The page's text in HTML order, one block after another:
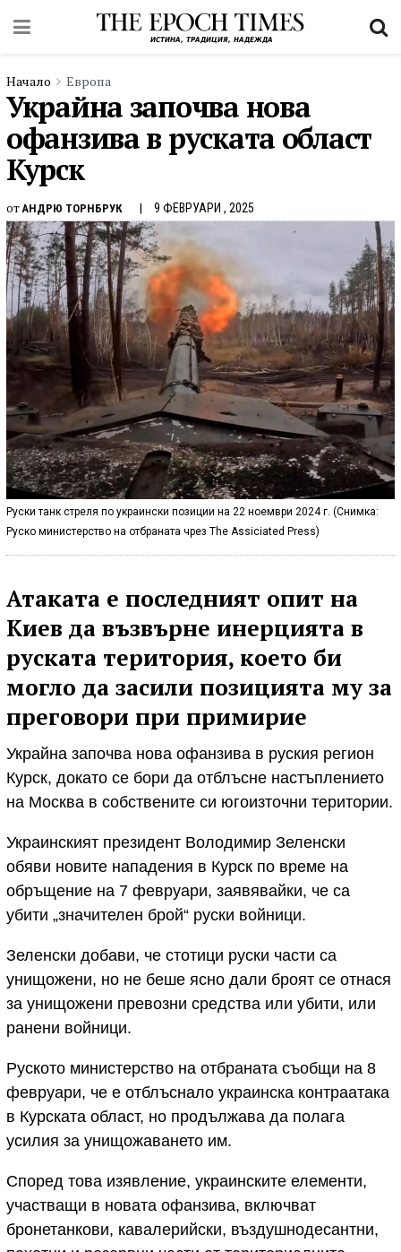
Начало Европа
Украйна започва нова
офанзива в руската област
Курск
от АНДРЮ ТОРНБРУК 9 ФЕВРУАРИ , 2025
Руски танк стреля по украински позиции на 22 ноември 2024 г. (Снимка:
Руско министерство на отбраната чрез The Assiciated Press)
Атаката е последният опит на
Киев да възвърне инерцията в
руската територия, което би
могло да засили позицията му за
преговори при примирие
Украйна започва нова офанзива в руския регион
Курск, докато се бори да отблъсне настъплението
на Москва в собствените си югоизточни територии.
Украинският президент Володимир Зеленски
обяви новите нападения в Курск по време на
обръщение на 7 февруари, заявявайки, че са
убити „значителен брой“ руски войници.
Зеленски добави, че стотици руски части са
унищожени, но не беше ясно дали броят се отнася
за унищожени превозни средства или убити, или
ранени войници.
Руското министерство на отбраната съобщи на 8
февруари, че е отблъснало украинска контраатака
в Курската област, но продължава да полага
усилия за унищожаването им.
Според това изявление, украинските елементи,
участващи в новата офанзива, включват
бронетанкови, кавалерийски, въздушнодесантни,